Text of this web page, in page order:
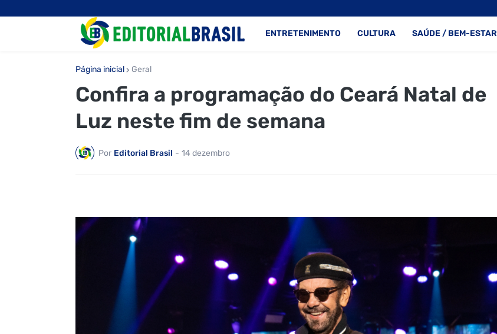
ENTRETENIMENTO CULTURA SAÚDE / BEM-ESTAR
Página inicial Geral
Confira a programação do Ceará Natal de
Luz neste fim de semana
Por Editorial Brasil - 14 dezembro